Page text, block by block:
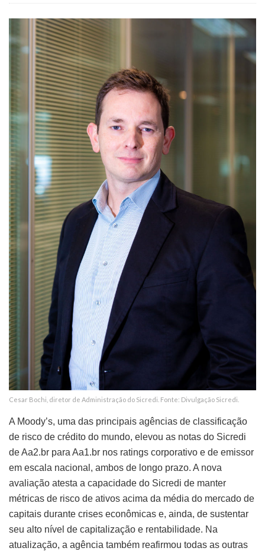
Cesar Bochi, diretor de Administração do Sicredi. Fonte: Divulgação Sicredi.
A Moody’s, uma das principais agências de classificação
de risco de crédito do mundo, elevou as notas do Sicredi
de Aa2.br para Aa1.br nos ratings corporativo e de emissor
em escala nacional, ambos de longo prazo. A nova
avaliação atesta a capacidade do Sicredi de manter
métricas de risco de ativos acima da média do mercado de
capitais durante crises econômicas e, ainda, de sustentar
seu alto nível de capitalização e rentabilidade. Na
atualização, a agência também reafirmou todas as outras